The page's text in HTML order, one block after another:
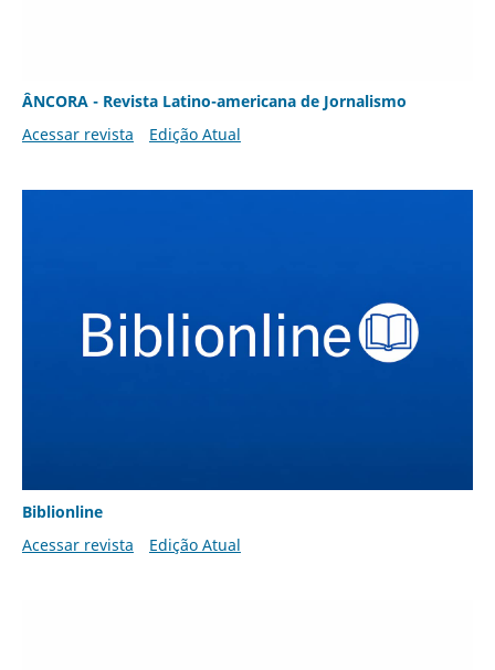
ÂNCORA - Revista Latino-americana de Jornalismo
Acessar revista
Edição Atual
Biblionline
Acessar revista
Edição Atual